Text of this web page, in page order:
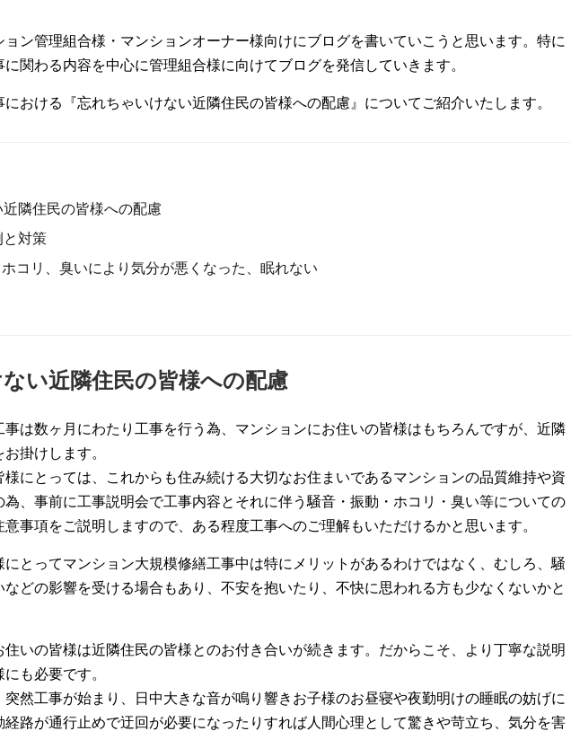
ン管理組合様・マンションオーナー様向けにブログを書いていこうと思います。特に
関わる内容を中心に管理組合様に向けてブログを発信していきます。
おける『忘れちゃいけない近隣住民の皆様への配慮』についてご紹介いたします。
隣住民の皆様への配慮
と対策
コリ、臭いにより気分が悪くなった、眠れない
い近隣住民の皆様への配慮
は数ヶ月にわたり工事を行う為、マンションにお住いの皆様はもちろんですが、近隣
掛けします。
にとっては、これからも住み続ける大切なお住まいであるマンションの品質維持や資
、事前に工事説明会で工事内容とそれに伴う騒音・振動・ホコリ・臭い等についての
事項をご説明しますので、ある程度工事へのご理解もいただけるかと思います。
にとってマンション大規模修繕工事中は特にメリットがあるわけではなく、むしろ、騒
どの影響を受ける場合もあり、不安を抱いたり、不快に思われる方も少なくないかと
いの皆様は近隣住民の皆様とのお付き合いが続きます。だからこそ、より丁寧な説明
も必要です。
然工事が始まり、日中大きな音が鳴り響きお子様のお昼寝や夜勤明けの睡眠の妨げに
路が通行止めで迂回が必要になったりすれば人間心理として驚きや苛立ち、気分を害